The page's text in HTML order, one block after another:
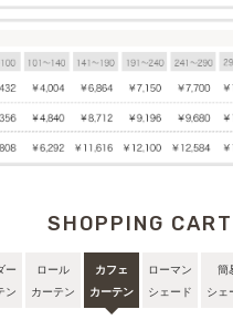
SHOPPING CART
ー
ン
ロール
カーテン
カフェ
カーテン
ローマン
シェード
簡
シェ